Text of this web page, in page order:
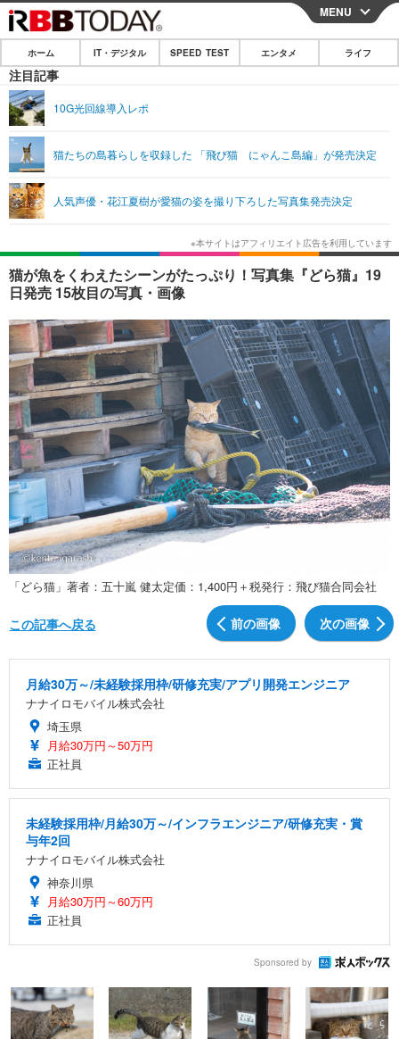
CLOSE
ホーム
IT・デジタル
ショッピング その他
SPEED TEST
エンタメ
エンタメTOP 映画・ドラマ
韓国・芸能
音楽 スポーツ
ショッピング その他
ライフ
ライフTOP グルメ
ペット ショッピング
その他
リリース一覧
プッシュ通知の停止方法
MENU
ホーム IT・デジタル SPEED TEST エンタメ ライフ
注目記事
10G光回線導入レポ
猫たちの島暮らしを収録した 「飛び猫 にゃんこ島編」が発売決定
人気声優・花江夏樹が愛猫の姿を撮り下ろした写真集発売決定
猫が魚をくわえたシーンがたっぷり！写真集『どら猫』19
日発売 15枚目の写真・画像
「どら猫」著者：五十嵐 健太定価：1,400円＋税発行：飛び猫合同会社
前の画像 次の画像
この記事へ戻る
月給30万～/未経験採用枠/研修充実/アプリ開発エンジニア
ナナイロモバイル株式会社
埼玉県
月給30万円～50万円
正社員
未経験採用枠/月給30万～/インフラエンジニア/研修充実・賞
与年2回
ナナイロモバイル株式会社
神奈川県
月給30万円～60万円
正社員
Sponsored by